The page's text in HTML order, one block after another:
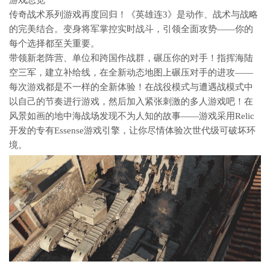
传奇战术系列游戏再度回归！《英雄连3》是动作、战术与战略
的完美结合。变身将军掌控实时战斗，引领全面攻势——你的
每个选择都至关重要。
带领新老阵营、单位和跨国作战群，碾压你的对手！指挥海陆
空三军，建立补给线，在全新动态地图上碾压对手的进攻——
每次游戏都是不一样的全新体验！在战役模式与遭遇战模式中
以自己的节奏进行游戏，然后加入紧张刺激的多人游戏吧！在
风景如画的地中海战场发现不为人知的故事——游戏采用Relic
开发的专有Essense游戏引擎，让你尽情体验次世代级可破坏环
境。